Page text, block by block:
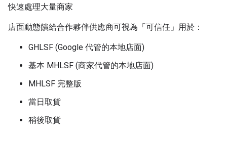
快速處理大量商家
店面動態饋給合作夥伴供應商可視為「可信任」用於：
GHLSF (Google 代管的本地店面)
基本 MHLSF (商家代管的本地店面)
MHLSF 完整版
當日取貨
稍後取貨